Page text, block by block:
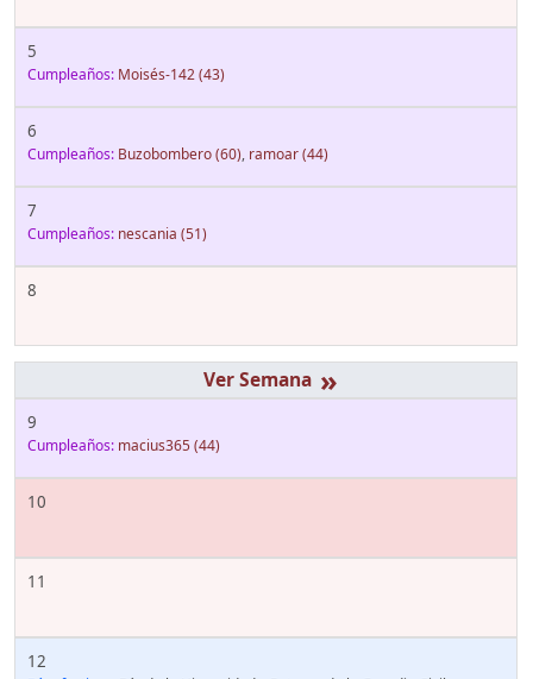
5
Cumpleaños: Moisés-142(43)
6
Cumpleaños: Buzobombero(60), ramoar(44)
7
Cumpleaños: nescania (51)
8
»
9
Cumpleaños: macius365 (44)
10
11
12